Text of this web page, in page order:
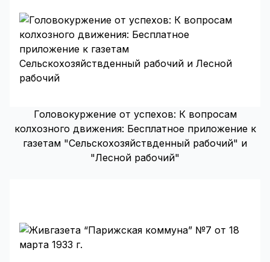
Головокуржение от успехов: К вопросам
колхозного движения: Бесплатное приложение к
газетам "Сельскохозяйствденный рабочий" и
"Лесной рабочий"